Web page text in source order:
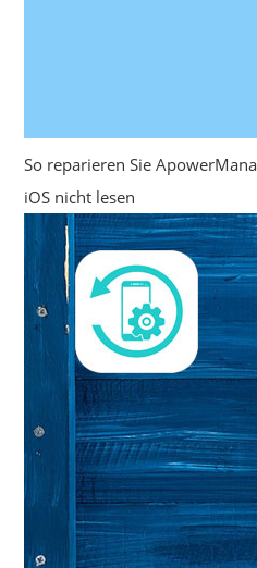
So reparieren Sie
iOS nicht lesen